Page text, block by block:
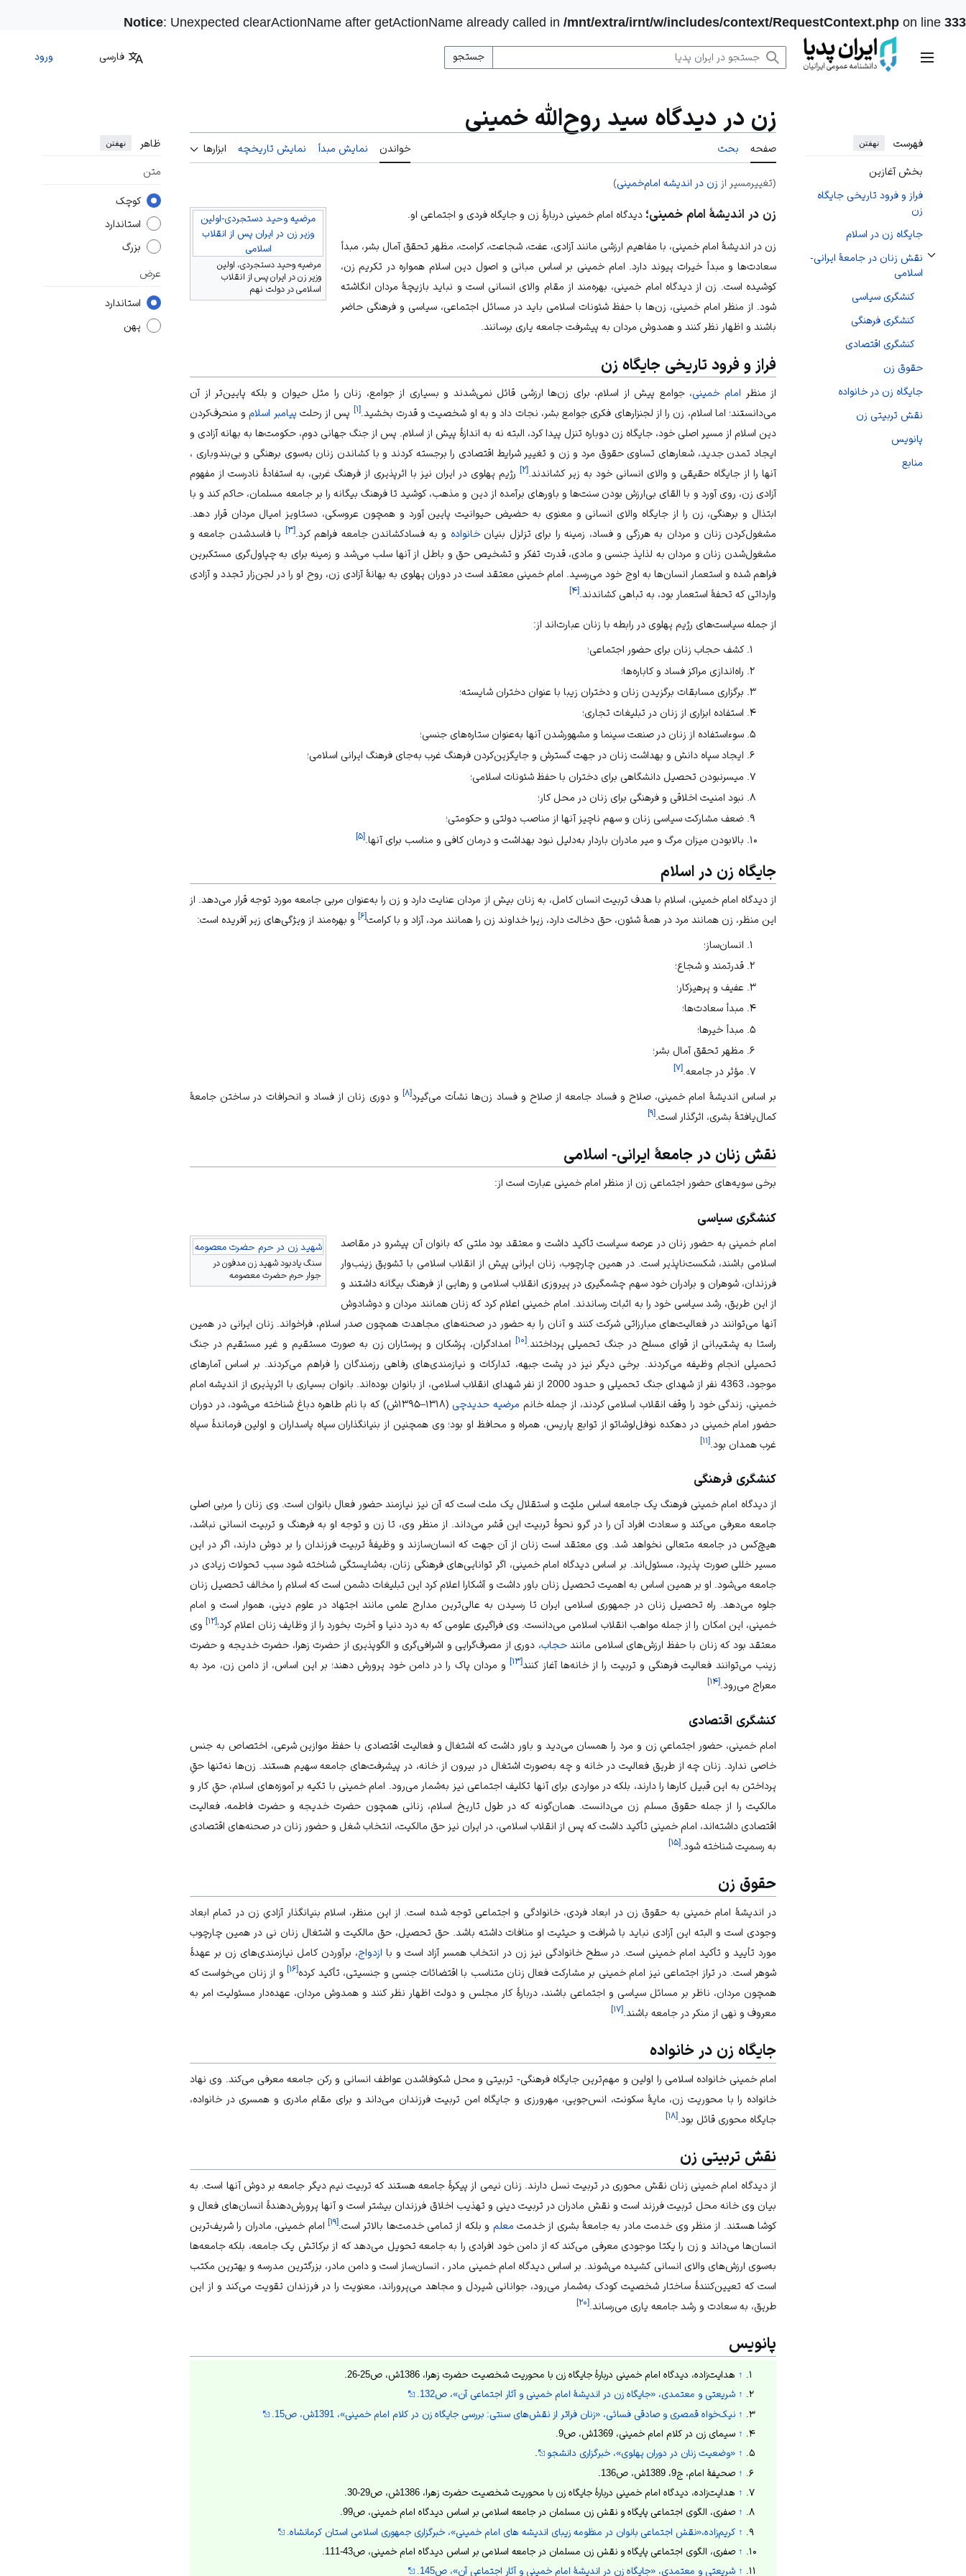
Notice: Unexpected clearActionName after getActionName already called in /mnt/extra/irnt/w/includes/context/RequestContext.php on line 333
منوی اصلی
جستجو فارسی ورود
فهرست نهفتن
بخش آغازین
فراز و فرود تاریخی جایگاه
زن
جایگاه زن در اسلام
نقش زنان در جامعۀ ایرانی-
اسلامی
تغییر وضعیت زیربخش‌های نقش زنان در جامعۀ ایرانی- اسلامی
کنشگری سیاسی
کنشگری فرهنگی
کنشگری اقتصادی
حقوق زن
جایگاه زن در خانواده
نقش تربیتی زن
پانویس
منابع
زن در دیدگاه سید روح‌الله خمینی
صفحه بحث خواندن نمایش مبدأ نمایش تاریخچه ابزارها ظاهر نهفتن
متن
کوچک
استاندارد
بزرگ
عرض
استاندارد
پهن
(تغییرمسیر از زن در اندیشه امام‌خمینی)
مرضیه وحید دستجردی-اولین
وزیر زن در ایران پس از انقلاب
اسلامی
مرضیه وحید دستجردی، اولین
وزیر زن در ایران پس از انقلاب
اسلامی در دولت نهم
زن در اندیشۀ امام خمینی؛ دیدگاه امام خمینی دربارۀ زن و جایگاه فردی و اجتماعی او.
زن در اندیشۀ امام خمینی، با مفاهیم ارزشی مانند آزادی، عفت، شجاعت، کرامت، مظهر تحقق آمال بشر، مبدأ
سعادت‌ها و مبدأ خیرات پیوند دارد. امام خمینی بر اساس مبانی و اصول دین اسلام همواره در تکریم زن،
کوشیده است. زن از دیدگاه امام خمینی، بهره‌مند از مقام والای انسانی است و نباید بازیچۀ مردان انگاشته
شود. از منظر امام خمینی، زن‌ها با حفظ شئونات اسلامی باید در مسائل اجتماعی، سیاسی و فرهنگی حاضر
باشند و اظهار نظر کنند و همدوش مردان به پیشرفت جامعه یاری برسانند.
فراز و فرود تاریخی جایگاه زن
از منظر امام خمینی، جوامع پیش از اسلام، برای زن‌ها ارزشی قائل نمی‌شدند و بسیاری از جوامع، زنان را مثل حیوان و بلکه پایین‌تر از آن
می‌دانستند؛ اما اسلام، زن را از لجنزارهای فکری جوامع بشر، نجات داد و به او شخصیت و قدرت بخشید.[۱] پس از رحلت پیامبر اسلامو منحرف‌کردن
دین اسلام از مسیر اصلی خود، جایگاه زن دوباره تنزل پیدا کرد، البته نه به اندازۀ پیش از اسلام. پس از جنگ جهانی دوم، حکومت‌ها به بهانه آزادی و
ایجاد تمدن جدید، شعارهای تساوی حقوق مرد و زن و تغییر شرایط اقتصادی را برجسته کردند و با کشاندن زنان به‌سوی برهنگی و بی‌بندوباری ،
آنها را از جایگاه حقیقی و والای انسانی خود به زیر کشاندند.[۲] رژیم پهلوی در ایران نیز با اثرپذیری از فرهنگ غربی، به استفادۀ نادرست از مفهوم
آزادی زن، روی آورد و با القای بی‌ارزش بودن سنت‌ها و باورهای برآمده از دین و مذهب، کوشید تا فرهنگ بیگانه را بر جامعه مسلمان، حاکم کند و با
ابتذال و برهنگی، زن را از جایگاه والای انسانی و معنوی به حضیض حیوانیت پایین ‌آورد و همچون عروسکی، دستاویز امیال مردان قرار دهد.
مشغول‌کردن زنان و مردان به هرزگی و فساد، زمینه را برای تزلزل بنیانخانواده و به فساد‌کشاندن جامعه فراهم کرد.[۳]
با فاسدشدن جامعه و
مشغول‎‌شدن زنان و مردان به لذایذ جنسی و مادی، قدرت تفکر و تشخیص حق و باطل از آنها سلب می‌شد و زمینه برای به چپاول‌گری مستکبرین
فراهم شده و استعمار انسان‌ها به اوج خود می‌رسید. امام خمینی معتقد است در دوران پهلوی به بهانۀ آزادی زن، روح او را در لجن‌زار تجدد و آزادی
وارداتی که تحفۀ استعمار بود، به تباهی ‌کشاندند.[۴]
از جمله سیاست‌های رژیم پهلوی در رابطه با زنان عبارت‌اند از:
کشف حجاب زنان برای حضور اجتماعی؛
راه‌اندازی مراکز فساد و کاباره‌ها؛
برگزاری مسابقات برگزیدن زنان و دختران زیبا با عنوان دختران شایسته؛
استفاده ابزاری از زنان در تبلیغات تجاری؛
سوءاستفاده از زنان در صنعت سینما و مشهورشدن آنها به‌عنوان ستاره‌های جنسی؛
ایجاد سپاه دانش و بهداشت زنان در جهت گسترش و جایگزین‌کردن فرهنگ غرب به‌جای فرهنگ ایرانی اسلامی؛
میسرنبودن تحصیل دانشگاهی برای دختران با حفظ شئونات اسلامی؛
نبود امنیت اخلاقی و فرهنگی برای زنان در محل کار؛
ضعف مشارکت سیاسی زنان و سهم ناچیز آنها از مناصب دولتی و حکومتی؛
بالابودن میزان مرگ و میر مادران باردار به‌دلیل نبود بهداشت و درمان کافی و مناسب برای آنها. [۵]
جایگاه زن در اسلام
از دیدگاه امام خمینی، اسلام با هدف تربیت انسان کامل، به زنان بیش از مردان عنایت دارد و زن را به‌عنوان مربی جامعه‌ مورد توجه قرار می‌دهد. از
این منظر، زن همانند مرد در همۀ شئون، حق دخالت دارد، زیرا خداوند زن را همانند مرد، آزاد و با کرامت[۶] و بهره‌مند از ویژگی‌های زیر آفریده است:
انسان‌ساز؛
قدرتمند و شجاع؛
عفیف و پرهیزکار؛
مبدأ سعادت‌ها؛
مبدأ خیرها؛
مظهر تحقق آمال بشر؛
مؤثر در جامعه.[۷]
بر اساس اندیشۀ امام خمینی، صلاح و فساد جامعه از صلاح و فساد زن‌ها نشأت می‌گیرد[۸] و دوری زنان از فساد و انحرافات در ساختن جامعۀ
کمال‌یافتۀ بشری، اثرگذار است.[۹]
نقش زنان در جامعۀ ایرانی- اسلامی
برخی سویه‌های حضور اجتماعی زن از منظر امام خمینی عبارت‌ است از:
کنشگری سیاسی
شهید زن در حرم حضرت معصومه
سنگ یادبود شهید زن مدفون در
جوار حرم حضرت معصومه
امام خمینی به حضور زنان در عرصه سیاست تأکید داشت و معتقد بود ملتی که بانوان آن پیشرو در مقاصد
اسلامی باشند، شکست‌ناپذیر است. در همین چارچوب، زنان ایرانی پیش از انقلاب اسلامی با تشویق زینب‌وار
فرزندان، شوهران و برادران خود سهم چشمگیری در پیروزی انقلاب اسلامی و رهایی از فرهنگ بیگانه داشتند و
از این طریق، رشد سیاسی خود را به اثبات رساندند. امام خمینی اعلام کرد که زنان همانند مردان و دوشادوش
آنها می‌توانند در فعالیت‌های مبارزاتی شرکت کنند و آنان را به حضور در صحنه‌های مجاهدت همچون صدر اسلام، فراخواند. زنان ایرانی در همین
راستا به پشتیبانی از قوای مسلح در جنگ تحمیلی پرداختند.[۱۰]
امدادگران، پزشکان و پرستاران زن به صورت مستقیم و غیر مستقیم در جنگ
تحمیلی انجام وظیفه می‌کردند. برخی دیگر نیز در پشت جبهه، تدارکات و نیازمندی‌های رفاهی رزمندگان را فراهم می‌کردند. بر اساس آمارهای
موجود، 4363 نفر از شهدای جنگ تحمیلی و حدود 2000 از نفر شهدای انقلاب اسلامی، از بانوان بوده‌اند. بانوان بسیاری با اثرپذیری از اندیشه امام
خمینی، زندگی خود را وقف انقلاب اسلامی کردند، از جمله خانم مرضیه حدیدچی
(۱۳۱۸–۱۳۹۵ش) که با نام طاهره دباغ شناخته می‌شود، در دوران
حضور امام خمینی در دهکده نوفل‌لوشاتو از توابع پاریس، همراه و محافظ او بود؛ وی همچنین از بنیانگذاران سپاه پاسداران و اولین فرماندۀ سپاه
غرب همدان بود. [۱۱]
کنشگری فرهنگی
از دیدگاه امام خمینی فرهنگ یک جامعه اساس ملیّت و استقلال یک ملت است که آن نیز نیازمند حضور فعال بانوان است. وی زنان را مربی اصلی
جامعه معرفی می‌کند و سعادت افراد آن را در گرو نحوۀ تربیت این قشر می‌داند. از منظر وی، تا زن و توجه او به فرهنگ و تربیت انسانی نباشد،
هیچ‌کس در جامعه متعالی نخواهد شد. وی معتقد است زنان از آن جهت که انسان‌سازند و وظیفۀ تربیت فرزندان را بر دوش دارند، اگر در این
مسیر خللی صورت پذیرد، مسئول‌اند. بر اساس دیدگاه امام خمینی، اگر توانایی‌های فرهنگی زنان، به‌شایستگی شناخته شود سبب تحولات زیادی در
جامعه می‌شود. او بر همین اساس به اهمیت تحصیل زنان باور داشت و آشکارا اعلام کرد این تبلیغات دشمن است که اسلام را مخالف تحصیل زنان
جلوه می‌دهد. راه تحصیل زنان در جمهوری اسلامی ایران تا رسیدن به عالی‌ترین مدارج علمی مانند اجتهاد در علوم دینی، هموار است و امام
خمینی، این امکان را از جمله مواهب انقلاب اسلامی می‌دانست. وی فراگیری علومی که به درد دنیا و آخرت بخورد را از وظایف زنان اعلام کرد؛[۱۲]وی
معتقد بود که زنان با حفظ ارزش‌های اسلامی مانندحجاب، دوری از مصرف‌گرایی و اشرافی‌گری و الگوپذیری از حضرت زهرا، حضرت خدیجه و حضرت
زینب می‌توانند فعالیت فرهنگی و تربیت را از خانه‌ها آغاز کنند[۱۳]و مردان پاک را در دامن خود پرورش دهند؛ بر این اساس، از دامن زن، مرد به
معراج می‌رود.[۱۴]
کنشگری اقتصادی
امام خمینی، حضور اجتماعیِ زن و مرد را همسان می‌دید و باور داشت که اشتغال و فعالیت اقتصادی با حفظ موازین شرعی، اختصاص به جنس
خاصی ندارد. زنان چه از طریق فعالیت در خانه و چه به‌صورت اشتغال در بیرون از خانه، در پیشرفت‌های جامعه سهیم هستند. زن‌ها نه‌تنها حقِ
پرداختن به این قبیل کارها را دارند، بلکه در مواردی برای آنها تکلیف اجتماعی نیز به‌شمار می‌رود. امام خمینی با تکیه بر آموزه‌های اسلام، حقِ کار و
مالکیت را از جمله حقوق مسلم زن می‌دانست. همان‌گونه که در طول تاریخ اسلام، زنانی همچون حضرت خدیجه و حضرت فاطمه، فعالیت
اقتصادی داشته‌اند، امام خمینی تأکید داشت که پس از انقلاب اسلامی، در ایران نیز حق مالکیت، انتخاب شغل و حضور زنان در صحنه‌های اقتصادی
به رسمیت شناخته شود. [۱۵]
حقوق زن
در اندیشۀ امام خمینی به حقوق زن در ابعاد فردی، خانوادگی و اجتماعی توجه شده است. از این منظر، اسلام بنیانگذار آزادیِ زن در تمام ابعاد
وجودی است و البته این آزادی نباید با شرافت و حیثیت او منافات داشته باشد. حق تحصیل، حق مالکیت و اشتغال زنان نی در همین چارچوب
مورد تأیید و تأکید امام خمینی است. در سطح خانوادگی نیز زن در انتخاب همسر آزاد است و با ازدواج، برآوردن کامل نیازمندی‌های زن بر عهدۀ
شوهر است. در تراز اجتماعی نیز امام خمینی بر مشارکت فعال زنان متناسب با اقتضائات جنسی و جنسیتی، تأکید کرده[۱۶]و از زنان می‌خواست که
همچون مردان، ناظر بر مسائل سیاسی و اجتماعی باشند، دربارۀ کار مجلس و دولت اظهار نظر کنند و همدوش مردان، عهده‌دار مسئولیت امر به
معروف و نهی از منکر در جامعه باشند. [۱۷]
جایگاه زن در خانواده
امام خمینی خانواده اسلامی را اولین و مهم‌ترین جایگاه فرهنگی- تربیتی و محل شکوفاشدن عواطف انسانی و رکن جامعه معرفی می‌کند. وی نهاد
خانواده را با محوریت زن، مایۀ سکونت، انس‌جویی، مهر‌ورزی و جایگاه امن تربیت فرزندان می‌داند و برای مقام مادری و همسری در خانواده،
جایگاه محوری قائل بود. [۱۸]
نقش تربیتی زن
از دیدگاه امام خمینی زنان نقش محوری در تربیت نسل دارند. زنان نیمی از پیکرۀ جامعه هستند که تربیت نیم دیگر جامعه بر دوش آنها است. به
بیان وی خانه‌ محل تربیت فرزند است و نقش مادران در تربیت دینی و تهذیب اخلاق فرزندان بیشتر است و آنها پرورش‌دهندۀ انسان‌های فعال و
کوشا هستند. از منظر وی خدمت مادر به جامعۀ بشری از خدمت معلم و بلکه از تمامی خدمت‌ها بالاتر است.[۱۹] امام خمینی، مادران را شریف‌ترین
انسان‌ها می‌داند و زن را یکتا موجودی معرفی می‌کند که از دامن خود افرادی را به جامعه تحویل می‌دهد که از برکاتش یک جامعه، بلکه جامعه‌ها
به‌سوی ارزش‌های والای انسانی کشیده می‌شوند. بر اساس دیدگاه امام خمینی مادر ، انسان‌ساز است و دامن مادر، بزرگترین مدرسه و بهترین مکتب
است که تعیین‌کنندۀ ساختار شخصیت کودک به‌شمار می‌رود، جوانانی شیردل و مجاهد می‌پروراند، معنویت را در فرزندان تقویت می‌کند و از این
طریق، به سعادت و رشد جامعه یاری می‌رساند. [۲۰]
پانویس
↑ هدایت‌زاده، دیدگاه امام خمینی دربارۀ جایگاه زن با محوریت شخصیت حضرت زهرا، 1386ش، ص25-26.
↑ شریعتی و معتمدی، «جایگاه زن در اندیشۀ امام خمینی و آثار اجتماعی آن»، ص132.
↑ نیک‌خواه قمصری و صادقی فسائی، «زنان فراتر از نقش‌های سنتی: بررسی جایگاه زن در کلام امام خمینی»، 1391ش، ص15.
↑ سیمای زن در کلام امام خمینی، 1369ش، ص9.
↑ «وضعیت زنان در دوران پهلوی»، خبرگزاری دانشجو
.
↑ صحیفۀ امام، ج9، 1389ش، ص136.
↑ هدایت‌زاده، دیدگاه امام خمینی دربارۀ جایگاه زن با محوریت شخصیت حضرت زهرا، 1386ش، ص29-30.
↑ صفری، الگوی اجتماعی پایگاه و نقش زن مسلمان در جامعه اسلامی بر اساس دیدگاه امام خمینی، ص99.
↑ کریم‌زاده،«نقش اجتماعی بانوان در منظومه زیبای اندیشه های امام خمینی»، خبرگزاری جمهوری اسلامی استان کرمانشاه.
↑ صفری، الگوی اجتماعی پایگاه و نقش زن مسلمان در جامعه اسلامی بر اساس دیدگاه امام خمینی، ص43-111.
↑ شریعتی و معتمدی، «جایگاه زن در اندیشۀ امام خمینی و آثار اجتماعی آن»، ص145.